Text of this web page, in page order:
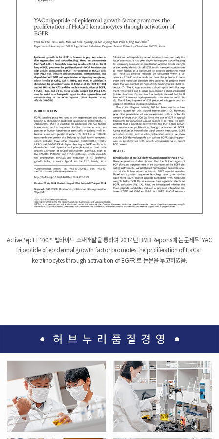
ActivePep EF100™ 펩타이드 소재개발을 통하여 2014년 BMB Reports에 논문제목 'YAC
tripeptide of epidermal growth factor promotes the proliferation of HaCaT
keratinocytes through activaition of EGFR'로 논문을 투고하였음.